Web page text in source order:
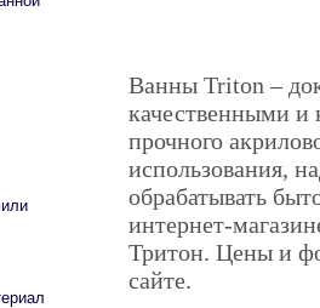
Ванны Triton –
качественными и
прочного
использования,
обрабатывать
интернет-
Тритон. Цены и
сайте.